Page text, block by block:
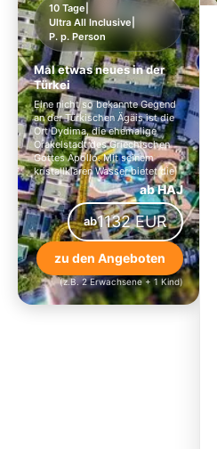
10 Tage
Ultra All Inclusive
P. p. Person
Mal etwas neues in der
Türkei
Eine nicht so bekannte Gegend
an der Türkischen Ägäis ist die
Ort Dydima, die ehemalige
Orakelstadt des Griechischen
Gottes Apollo. Mit seinem
kristallklaren Wasser bietet die
Gegend die beste Erholung und
Ausflugsmöglichkeiten in der
näheren Umgebung.
ab HAJ
ab1132 EUR
zu den Angeboten
(z.B. 2 Erwachsene + 1 Kind)